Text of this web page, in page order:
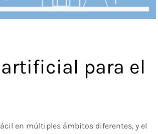
para el
en múltiples ámbitos diferentes, y el